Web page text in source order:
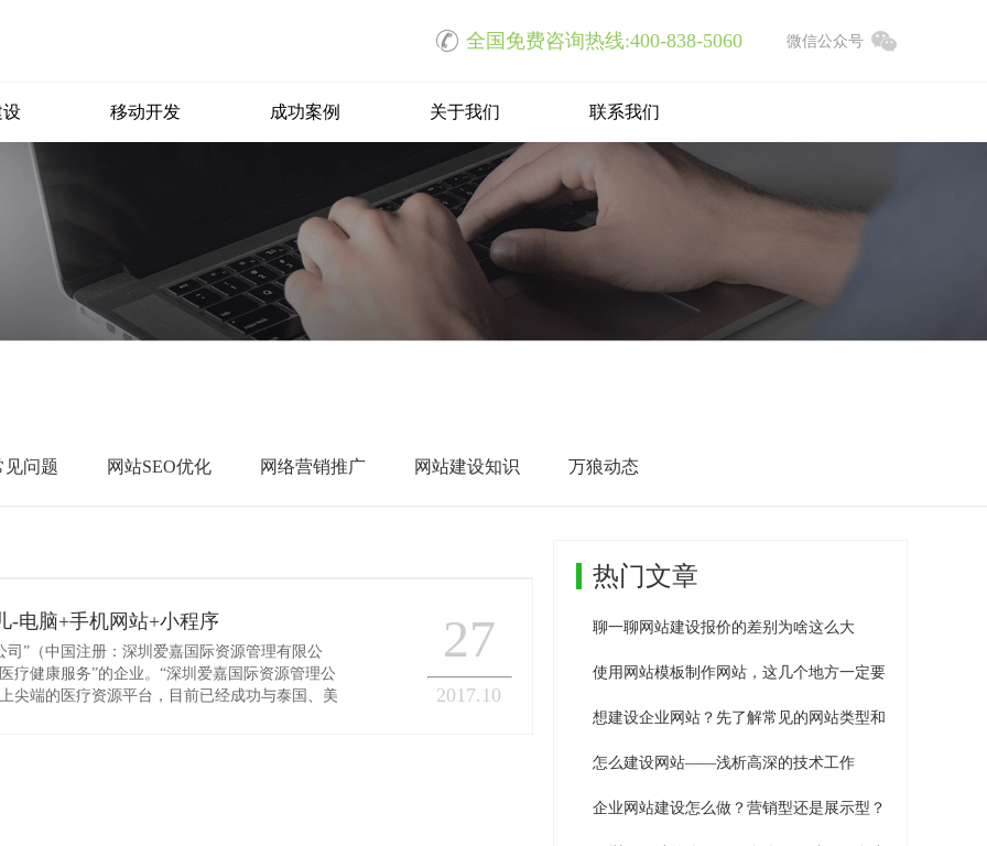
微信公众号
全国免费咨询热线:400-838-5060
设 移动开发 成功案例 关于我们 联系我们
小程序商城
需开发一键生成使用
HOT
支持自营和商家入驻模式
CMS管理系统
七网合一，支持二次开发
线课程系统
识付费的多渠道变现
直播课程系统
营销型网站建设 品牌网站建设 响应式网站建设 增值服务
见问题 网站SEO优化 网络营销推广 网站建设知识 万狼动态
-电脑+手机网站+小程序
”（中国注册：深圳爱嘉国际资源管理有限公
疗健康服务”的企业。“深圳爱嘉国际资源管理公
尖端的医疗资源平台，目前已经成功与泰国、美
27
2017.10
热门文章
聊一聊网站建设报价的差别为啥这么大
使用网站模板制作网站，这几个地方一定要修改！
想建设企业网站？先了解常见的网站类型和参考价格
怎么建设网站——浅析高深的技术工作
企业网站建设怎么做？营销型还是展示型？